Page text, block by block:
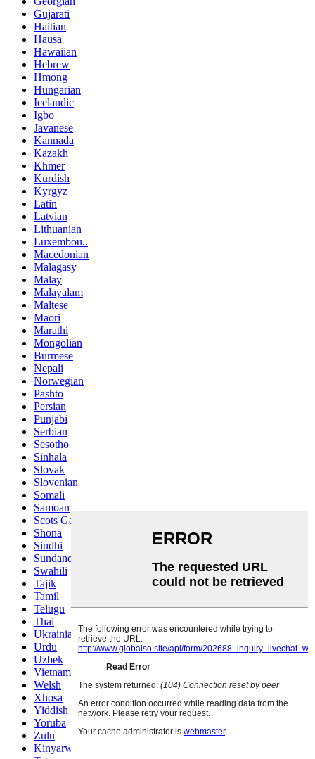
Gujarati
Haitian
Hausa
Hawaiian
Hebrew
Hmong
Hungarian
Icelandic
Igbo
Javanese
Kannada
Kazakh
Khmer
Kurdish
Kyrgyz
Latin
Latvian
Lithuanian
Luxembou..
Macedonian
Malagasy
Malay
Malayalam
Maltese
Maori
Marathi
Mongolian
Burmese
Nepali
Norwegian
Pashto
Persian
Punjabi
Serbian
Sesotho
Sinhala
Slovak
Slovenian
Somali
Samoan
Scots Gaelic
Shona
Sindhi
Sundanese
Swahili
Tajik
Tamil
Telugu
Thai
Ukrainian
Urdu
Uzbek
Vietnamese
Welsh
Xhosa
Yiddish
Yoruba
Zulu
Kinyarwanda